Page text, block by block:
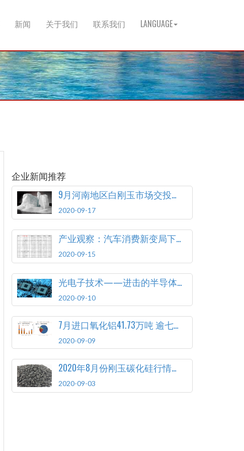
新闻 关于我们 联系我们 LANGUAGE
企业新闻推荐
9月河南地区白刚玉市场交投低迷
2020-09-17
产业观察：汽车消费新变局下 如何顺应变化释放潜力
2020-09-15
光电子技术——进击的半导体突破口
2020-09-10
7月进口氧化铝41.73万吨 逾七成来自澳大利亚
2020-09-09
2020年8月份刚玉碳化硅行情简报
2020-09-03